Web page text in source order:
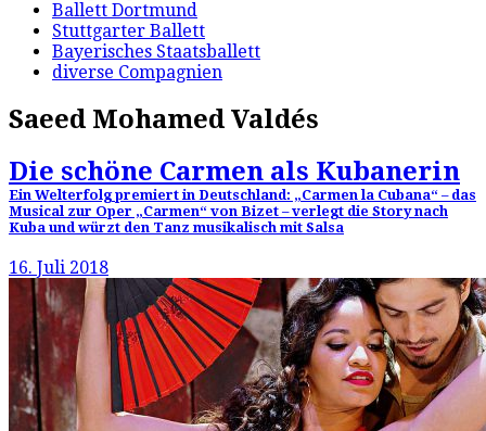
Ballett Dortmund
Stuttgarter Ballett
Bayerisches Staatsballett
diverse Compagnien
Saeed Mohamed Valdés
Die schöne Carmen als Kubanerin
Ein Welterfolg premiert in Deutschland: „Carmen la Cubana“ – das
Musical zur Oper „Carmen“ von Bizet – verlegt die Story nach
Kuba und würzt den Tanz musikalisch mit Salsa
16. Juli 2018